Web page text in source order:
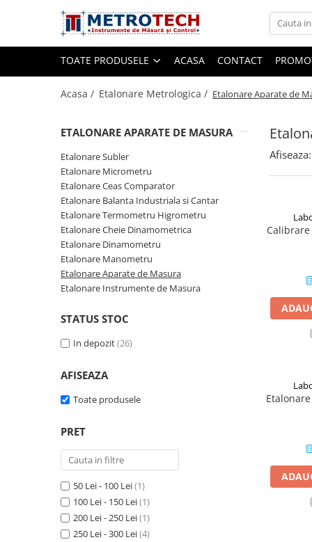
Toate Produsele
Sublere
Sublere digitale
Sublere mecanice
Sublere digitale de adancime
Sublere mecanice de adancime
Sublere cu cadran
Sublere speciale digitale
Sublere speciale mecanice
Sublere digitale de inaltime
Accesorii sublere
Transfer date sublere
Micrometre
Micrometre digitale
Micrometre de interior in 2 puncte
Micrometre de adancime
Micrometre mecanice de interior
in 3 puncte
TOATE PRODUSELE ACASA CONTACT
Acasa / Etalonare Metrologica / Etalonare Aparate de
ETALONARE APARATE DE MASURA
Etalonare Subler
Etalonare Micrometru
Etalonare Ceas Comparator
Etalonare Balanta Industriala si Cantar
Etalonare Termometru Higrometru
Etalonare Cheie Dinamometrica
Etalonare Dinamometru
Etalonare Manometru
Etalonare Aparate de Masura
Etalonare Instrumente de Masura
STATUS STOC
In depozit(26)
AFISEAZA
Toate produsele
PRET
50 Lei - 100 Lei(1)
100 Lei - 150 Lei(1)
200 Lei - 250 Lei(1)
250 Lei - 300 Lei(4)
Afiseaza: